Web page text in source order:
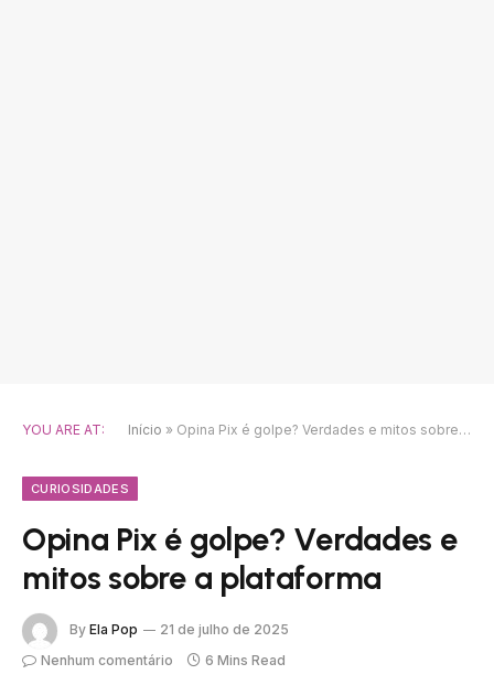
YOU ARE AT: Início » Opina Pix é golpe? Verdades e mitos sobre a plataforma
CURIOSIDADES
Opina Pix é golpe? Verdades e
mitos sobre a plataforma
By Ela Pop
21 de julho de 2025
Nenhum comentário
6 Mins Read